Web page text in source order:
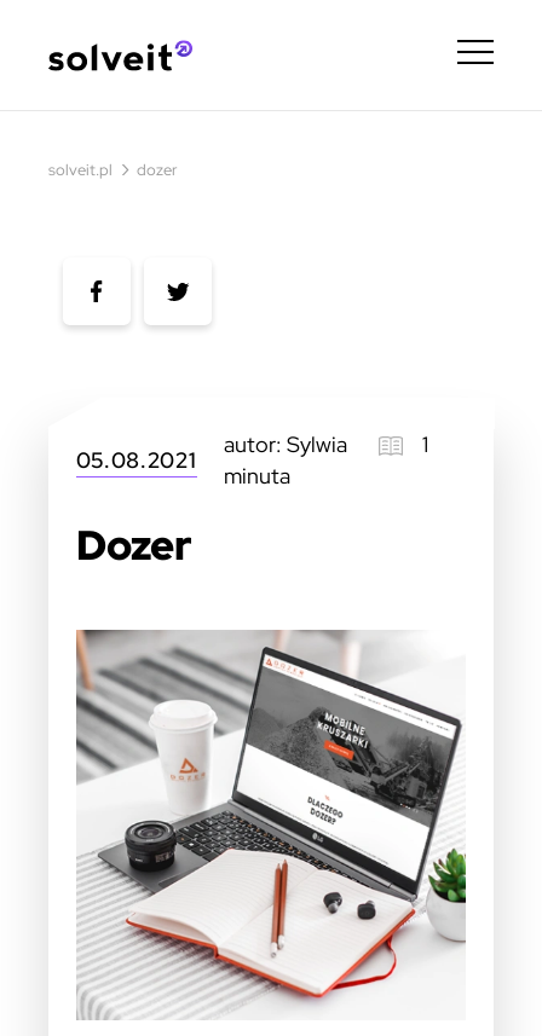
solveit.pl › dozer
05.08.2021
autor: Sylwia
1
minuta
Dozer